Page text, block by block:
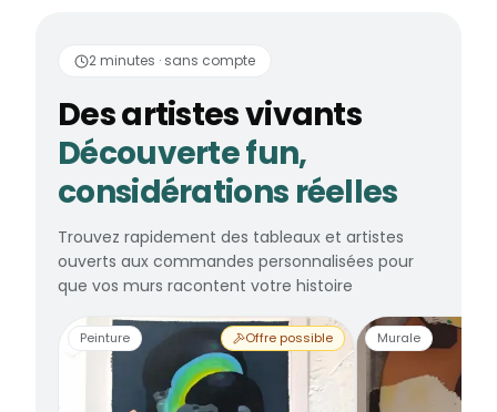
Des artistes vivants
2 minutes · sans compte
Des artistes vivants
Découverte fun,
considérations réelles
Trouvez rapidement des tableaux et artistes
ouverts aux commandes personnalisées pour
que vos murs racontent votre histoire
Peinture Offre possible Murale